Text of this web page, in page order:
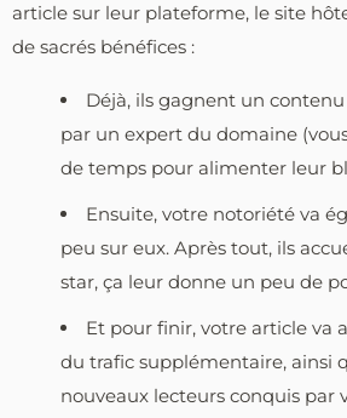
article sur leur plateforme, le site
de sacrés bénéfices :
Déjà, ils gagnent un
par un expert du domaine
de temps pour alimenter leur
Ensuite, votre notoriété va
peu sur eux. Après tout, ils
star, ça leur donne un peu de
Et pour finir, votre article va
du trafic supplémentaire, ainsi
nouveaux lecteurs conquis par